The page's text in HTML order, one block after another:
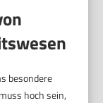
besondere
hoch sein,